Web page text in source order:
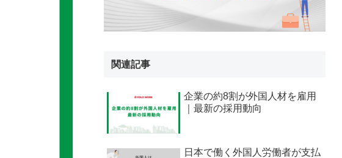
関連記事
企業の約8割が外国人材を雇用
｜最新の採用動向
日本で働く外国人労働者が支払